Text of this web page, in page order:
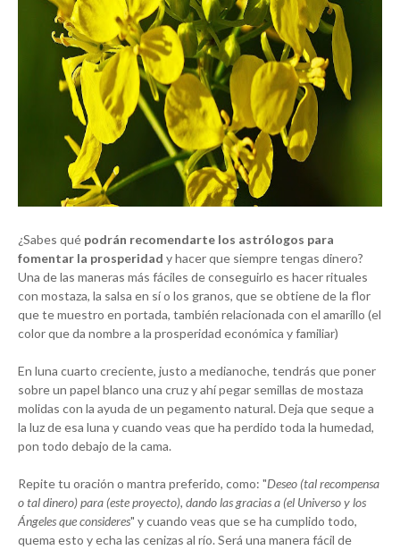
¿Sabes qué podrán recomendarte los astrólogos para
fomentar la prosperidad y hacer que siempre tengas dinero?
Una de las maneras más fáciles de conseguirlo es hacer rituales
con mostaza, la salsa en sí o los granos, que se obtiene de la flor
que te muestro en portada, también relacionada con el amarillo (el
color que da nombre a la prosperidad económica y familiar)
En luna cuarto creciente, justo a medianoche, tendrás que poner
sobre un papel blanco una cruz y ahí pegar semillas de mostaza
molidas con la ayuda de un pegamento natural. Deja que seque a
la luz de esa luna y cuando veas que ha perdido toda la humedad,
pon todo debajo de la cama.
Repite tu oración o mantra preferido, como: "Deseo (tal recompensa
o tal dinero) para (este proyecto), dando las gracias a (el Universo y los
Ángeles que consideres" y cuando veas que se ha cumplido todo,
quema esto y echa las cenizas al río. Será una manera fácil de